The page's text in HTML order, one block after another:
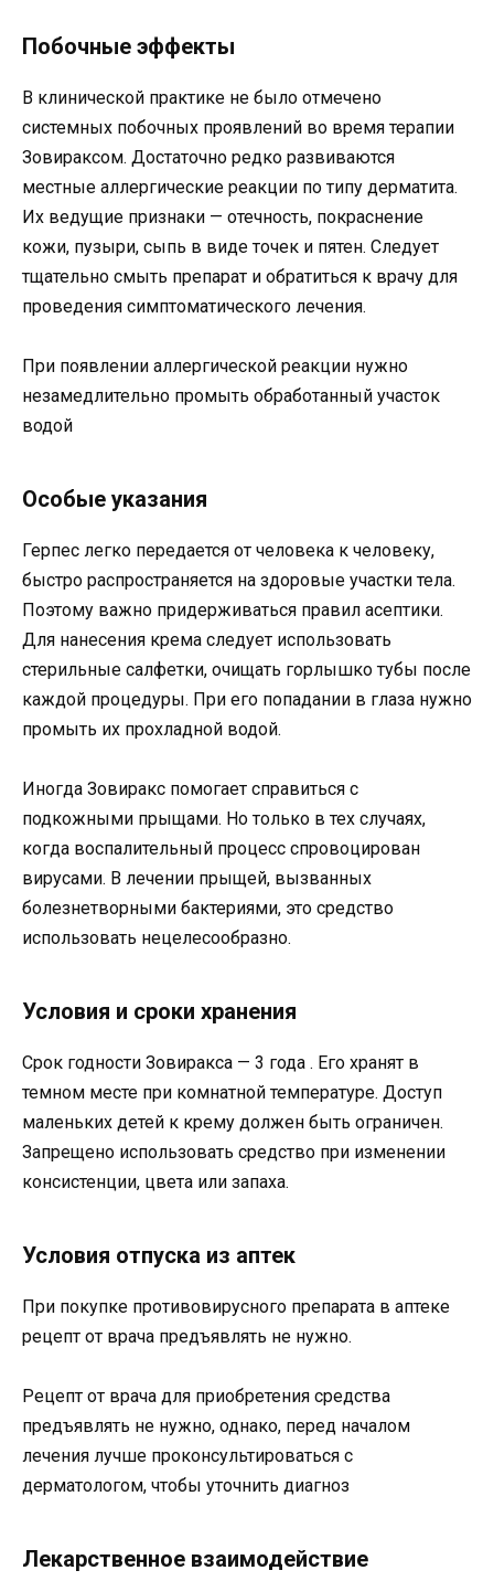
Побочные эффекты
В клинической практике не было отмечено
системных побочных проявлений во время терапии
Зовираксом. Достаточно редко развиваются
местные аллергические реакции по типу дерматита.
Их ведущие признаки — отечность, покраснение
кожи, пузыри, сыпь в виде точек и пятен. Следует
тщательно смыть препарат и обратиться к врачу для
проведения симптоматического лечения.
При появлении аллергической реакции нужно
незамедлительно промыть обработанный участок
водой
Особые указания
Герпес легко передается от человека к человеку,
быстро распространяется на здоровые участки тела.
Поэтому важно придерживаться правил асептики.
Для нанесения крема следует использовать
стерильные салфетки, очищать горлышко тубы после
каждой процедуры. При его попадании в глаза нужно
промыть их прохладной водой.
Иногда Зовиракс помогает справиться с
подкожными прыщами. Но только в тех случаях,
когда воспалительный процесс спровоцирован
вирусами. В лечении прыщей, вызванных
болезнетворными бактериями, это средство
использовать нецелесообразно.
Условия и сроки хранения
Срок годности Зовиракса — 3 года . Его хранят в
темном месте при комнатной температуре. Доступ
маленьких детей к крему должен быть ограничен.
Запрещено использовать средство при изменении
консистенции, цвета или запаха.
Условия отпуска из аптек
При покупке противовирусного препарата в аптеке
рецепт от врача предъявлять не нужно.
Рецепт от врача для приобретения средства
предъявлять не нужно, однако, перед началом
лечения лучше проконсультироваться с
дерматологом, чтобы уточнить диагноз
Лекарственное взаимодействие